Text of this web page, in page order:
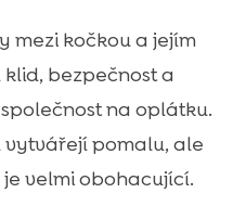
klíčové pilíře
které bychom měli
další zvuky: jak jim
mezi kočkou a jejím
bezpečnost a
na oplátku.
pomalu, ale
velmi obohacující.